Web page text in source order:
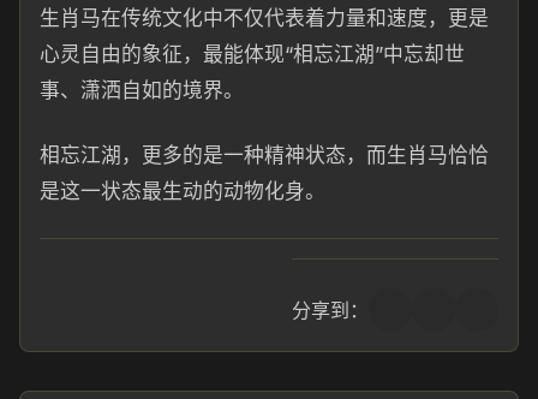
生肖马在传统文化中不仅代表着力量和速度，更是
心灵自由的象征，最能体现“相忘江湖”中忘却世
事、潇洒自如的境界。
相忘江湖，更多的是一种精神状态，而生肖马恰恰
是这一状态最生动的动物化身。
分享到：